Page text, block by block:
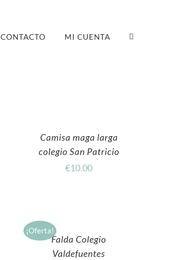
CONTACTO MI CUENTA
Camisa maga larga
colegio San Patricio
€10.00
¡Oferta!
Falda Colegio
Valdefuentes